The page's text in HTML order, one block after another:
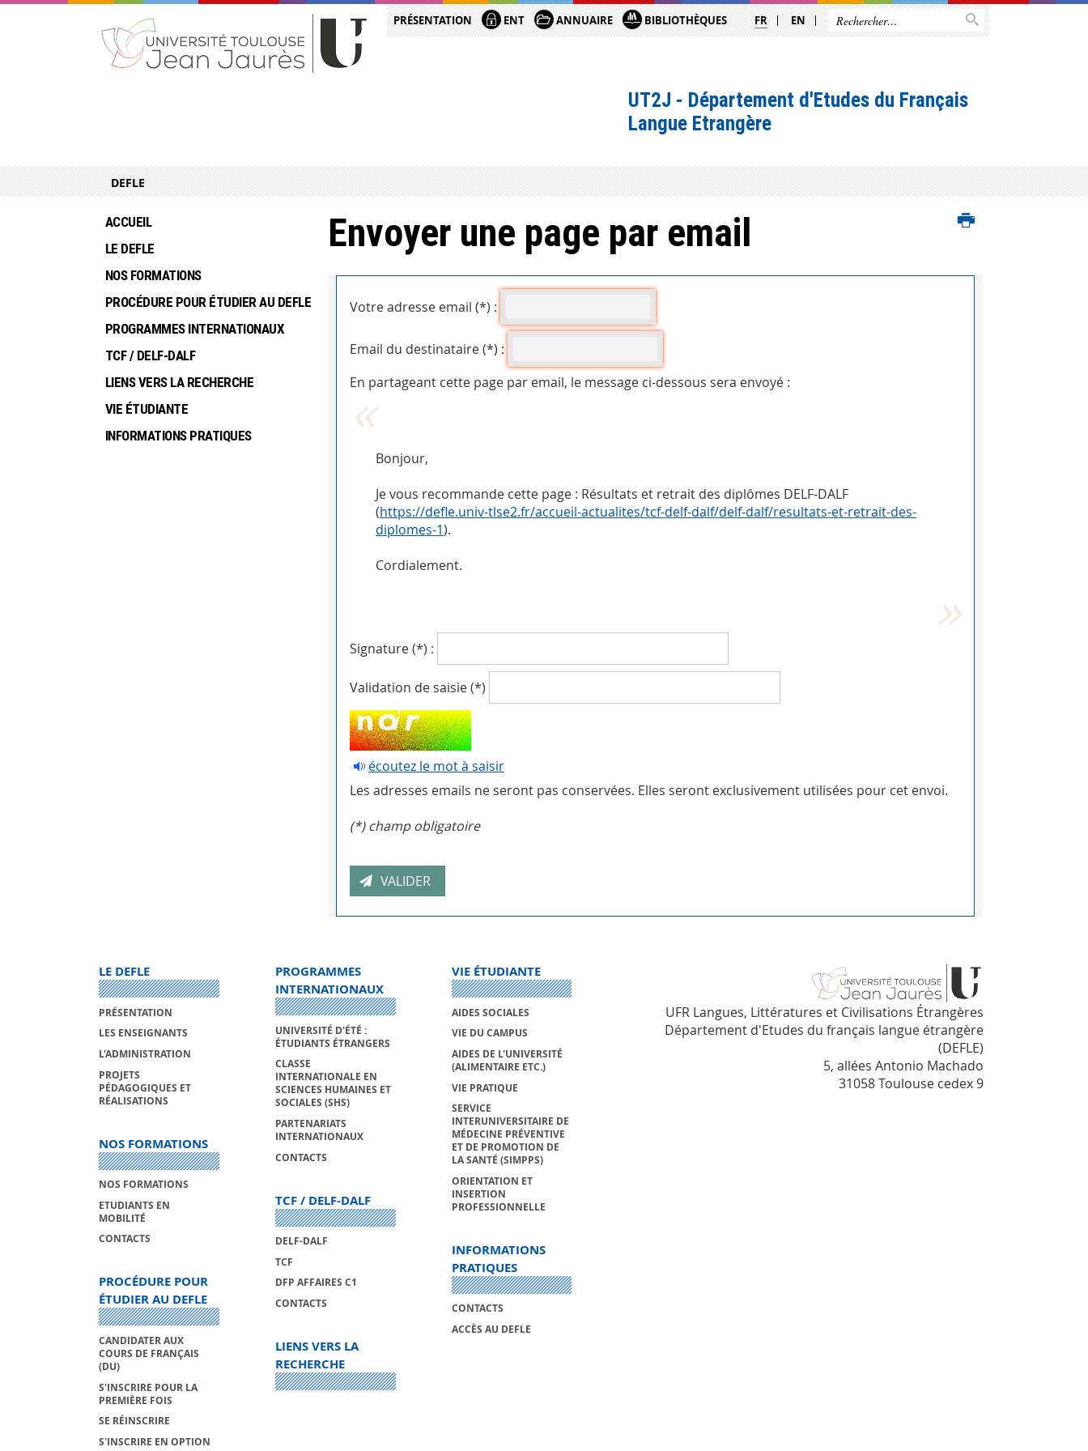
PRÉSENTATION ENT ANNUAIRE BIBLIOTHÈQUES FR EN ES
UT2J - Département d'Etudes du Français
Langue Etrangère
DEFLE
Envoyer une page par email
Votre adresse email (*) :
Email du destinataire (*) :
En partageant cette page par email, le message ci-dessous sera envoyé :
Bonjour,
Je vous recommande cette page : Résultats et retrait des diplômes DELF-DALF
(https://defle.univ-tlse2.fr/accueil-actualites/tcf-delf-dalf/delf-dalf/resultats-et-retrait-des-
diplomes-1).
Cordialement.
Signature (*) :
Validation de saisie (*)
écoutez le mot à saisir
Les adresses emails ne seront pas conservées. Elles seront exclusivement utilisées pour cet envoi.
(*) champ obligatoire
ACCUEIL
LE DEFLE
NOS FORMATIONS
PROCÉDURE POUR ÉTUDIER AU DEFLE
PROGRAMMES INTERNATIONAUX
TCF / DELF-DALF
LIENS VERS LA RECHERCHE
VIE ÉTUDIANTE
INFORMATIONS PRATIQUES
LE DEFLE
PRÉSENTATION
LES ENSEIGNANTS
L'ADMINISTRATION
PROJETS
PÉDAGOGIQUES ET
RÉALISATIONS
NOS FORMATIONS
NOS FORMATIONS
ETUDIANTS EN
MOBILITÉ
CONTACTS
PROCÉDURE POUR
ÉTUDIER AU DEFLE
CANDIDATER AUX
COURS DE FRANÇAIS
(DU)
S'INSCRIRE POUR LA
PREMIÈRE FOIS
SE RÉINSCRIRE
S'INSCRIRE EN OPTION
PROGRAMMES
INTERNATIONAUX
UNIVERSITÉ D'ÉTÉ :
ÉTUDIANTS ÉTRANGERS
CLASSE
INTERNATIONALE EN
SCIENCES HUMAINES ET
SOCIALES (SHS)
PARTENARIATS
INTERNATIONAUX
CONTACTS
TCF / DELF-DALF
DELF-DALF
TCF
DFP AFFAIRES C1
CONTACTS
LIENS VERS LA
RECHERCHE
VIE ÉTUDIANTE
AIDES SOCIALES
VIE DU CAMPUS
AIDES DE L'UNIVERSITÉ
(ALIMENTAIRE ETC.)
VIE PRATIQUE
SERVICE
INTERUNIVERSITAIRE DE
MÉDECINE PRÉVENTIVE
ET DE PROMOTION DE
LA SANTÉ (SIMPPS)
ORIENTATION ET
INSERTION
PROFESSIONNELLE
INFORMATIONS
PRATIQUES
CONTACTS
ACCÈS AU DEFLE
UFR Langues, Littératures et Civilisations Étrangères
Département d'Etudes du français langue étrangère
(DEFLE)
5, allées Antonio Machado
31058 Toulouse cedex 9